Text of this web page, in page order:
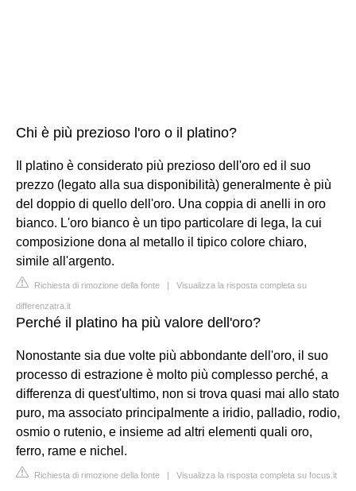
Chi è più prezioso l'oro o il platino?
Il platino è considerato più prezioso dell'oro ed il suo
prezzo (legato alla sua disponibilità) generalmente è più
del doppio di quello dell'oro. Una coppia di anelli in oro
bianco. L'oro bianco è un tipo particolare di lega, la cui
composizione dona al metallo il tipico colore chiaro,
simile all'argento.
Richiesta di rimozione della fonte | Visualizza la risposta completa su
differenzatra.it
Perché il platino ha più valore dell'oro?
Nonostante sia due volte più abbondante dell'oro, il suo
processo di estrazione è molto più complesso perché, a
differenza di quest'ultimo, non si trova quasi mai allo stato
puro, ma associato principalmente a iridio, palladio, rodio,
osmio o rutenio, e insieme ad altri elementi quali oro,
ferro, rame e nichel.
Richiesta di rimozione della fonte | Visualizza la risposta completa su focus.it